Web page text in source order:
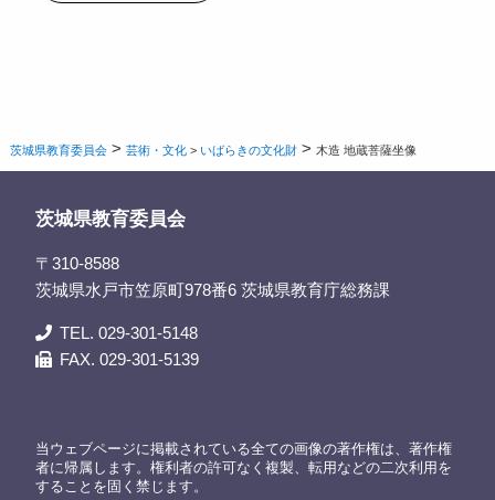
茨城県教育委員会 >芸術・文化 > いばらきの文化財 > 木造 地蔵菩薩坐像
茨城県教育委員会
〒310-8588
茨城県水戸市笠原町978番6 茨城県教育庁総務課
TEL. 029-301-5148
FAX. 029-301-5139
当ウェブページに掲載されている全ての画像の著作権は、著作権
者に帰属します。権利者の許可なく複製、転用などの二次利用を
することを固く禁じます。